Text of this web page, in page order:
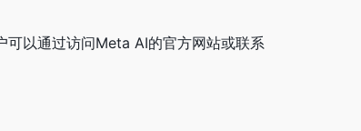
以通过访问Meta AI的官方网站或联系